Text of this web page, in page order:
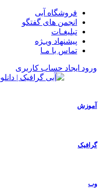
فروشگاه آبی
انجمن های گفتگو
تبلیغـات
پیشنهاد ویـژه
تماس با مـا
ورود ایجاد حساب کاربری
آموزش
گرافیک
وب